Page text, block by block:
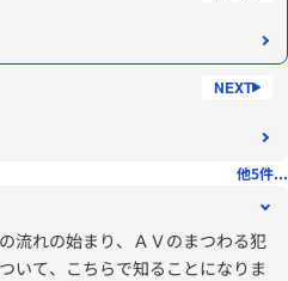
他5件...
流れの始まり、ＡＶのまつわる犯
いて、こちらで知ることになりま